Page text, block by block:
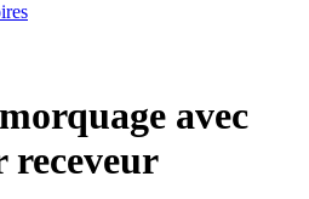
avec
receveur